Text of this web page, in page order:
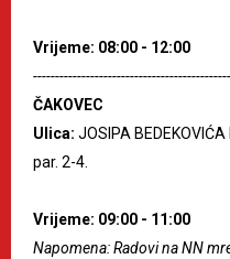
Vrijeme: 08:00 - 12:00
ČAKOVEC
Ulica: JOSIPA
par. 2-4.
Vrijeme: 09:00 - 11:00
Napomena: Radovi na NN